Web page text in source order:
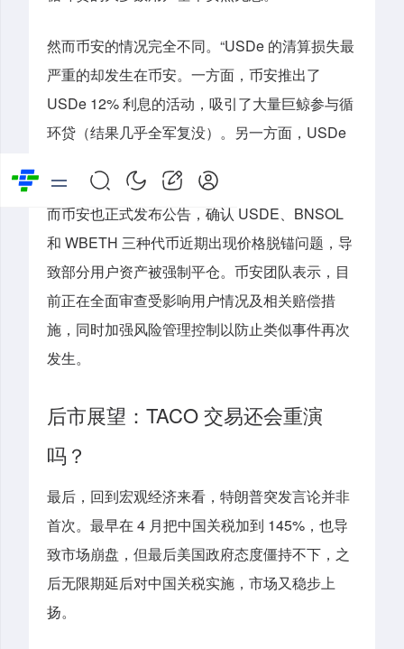
然而币安的情况完全不同。“USDe 的清算损失最
严重的却发生在币安。一方面，币安推出了
USDe 12% 利息的活动，吸引了大量巨鲸参与循
环贷（结果几乎全军复没）。另一方面，USDe
而币安也正式发布公告，确认 USDE、BNSOL
和 WBETH 三种代币近期出现价格脱锚问题，导
致部分用户资产被强制平仓。币安团队表示，目
前正在全面审查受影响用户情况及相关赔偿措
施，同时加强风险管理控制以防止类似事件再次
发生。
后市展望：TACO 交易还会重演
吗？
最后，回到宏观经济来看，特朗普突发言论并非
首次。最早在 4 月把中国关税加到 145%，也导
致市场崩盘，但最后美国政府态度僵持不下，之
后无限期延后对中国关税实施，市场又稳步上
扬。